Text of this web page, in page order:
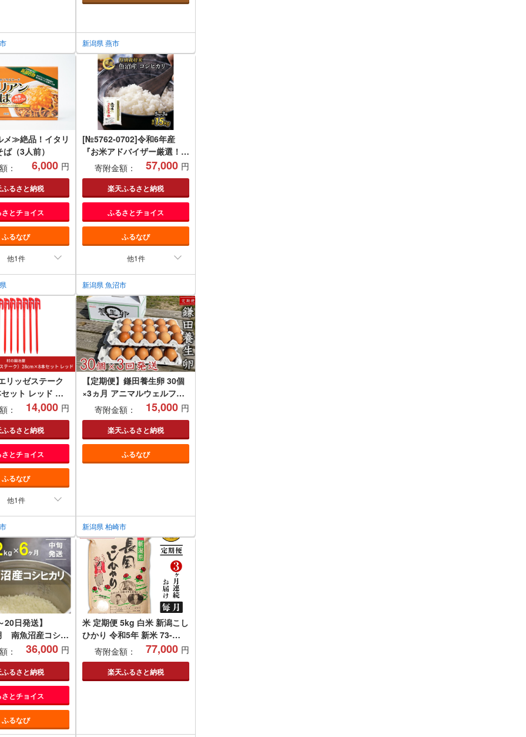
新潟県 燕市
≫絶品！イタリ
（3人前）
：
6,000 円
るさと納税
とチョイス
ふるなび
他1件
[№5762-0702]令和6年産
『お米アドバイザー厳選！』
魚沼産コシヒカリ 特別栽培
米 精米15kg（5kg×3袋）
寄附金額： 57,000 円
楽天ふるさと納税
ふるさとチョイス
ふるなび
他1件
新潟県 魚沼市
リッゼステーク
ット レッド 燕
ンプ用品 アウト
の鍛冶屋]
】
： 14,000 円
るさと納税
とチョイス
ふるなび
他1件
【定期便】鎌田養生卵 30個
×3ヵ月 アニマルウェルフェ
ア 農場HACCP認証
寄附金額： 15,000 円
楽天ふるさと納税
ふるなび
新潟県 柏崎市
20日発送】
南魚沼産コシヒ
やま農園米
： 36,000 円
るさと納税
とチョイス
ふるなび
米 定期便 5kg 白米 新潟こし
ひかり 令和5年 新米 73-
4N053[3ヶ月連続お届け]新
潟県長岡産コシヒカリ5kg
寄附金額： 77,000 円
楽天ふるさと納税